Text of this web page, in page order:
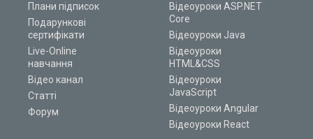
Плани підписок
Подарункові
сертифікати
Live-Online
навчання
Відео канал
Статті
Форум
Відеоуроки ASP.NET
Core
Відеоуроки Java
Відеоуроки
HTML&CSS
Відеоуроки
JavaScript
Відеоуроки Angular
Відеоуроки React